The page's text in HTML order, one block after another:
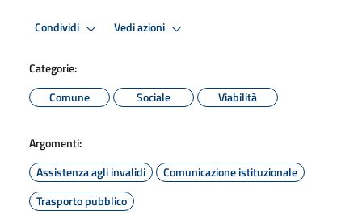
Condividi Vedi azioni
Categorie:
Comune
Sociale Viabilità
Argomenti:
Assistenza agli invalidi
Comunicazione istituzionale
Trasporto pubblico